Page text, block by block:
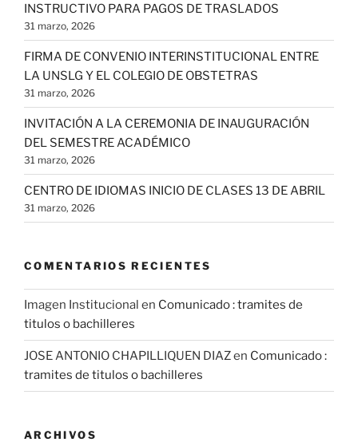
INSTRUCTIVO PARA PAGOS DE TRASLADOS
31 marzo, 2026
FIRMA DE CONVENIO INTERINSTITUCIONAL ENTRE
LA UNSLG Y EL COLEGIO DE OBSTETRAS
31 marzo, 2026
INVITACIÓN A LA CEREMONIA DE INAUGURACIÓN
DEL SEMESTRE ACADÉMICO
31 marzo, 2026
CENTRO DE IDIOMAS INICIO DE CLASES 13 DE ABRIL
31 marzo, 2026
COMENTARIOS RECIENTES
Imagen Institucional en Comunicado : tramites de
titulos o bachilleres
JOSE ANTONIO CHAPILLIQUEN DIAZen Comunicado :
tramites de titulos o bachilleres
ARCHIVOS